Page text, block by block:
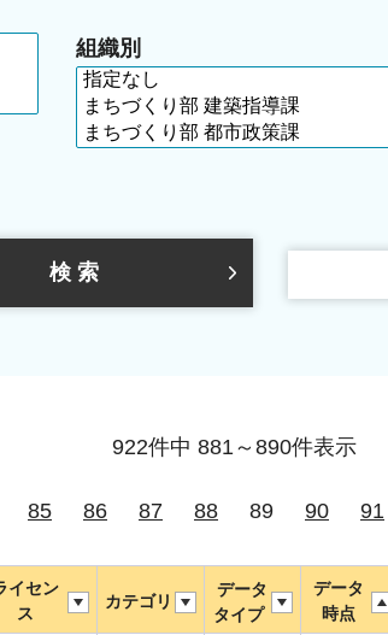
組織別
922件中 881～890件表示
85 86 87 88 89 90 91
イセン
ス
カテゴリ
データ
タイプ
データ
時点